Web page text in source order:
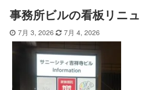
事務所ビルの看板リニ
7月 3, 2026 7月 4, 2026